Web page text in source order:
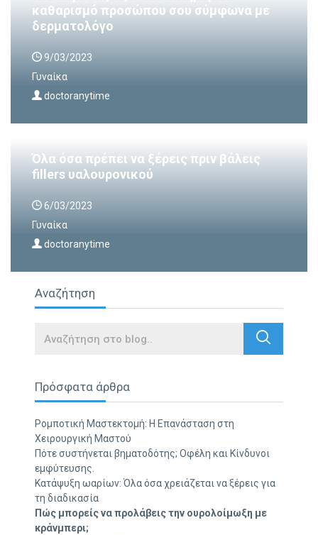
καθαρισμό προσώπου σου σύμφωνα με
δερματολόγο
9/03/2023
Γυναίκα
doctoranytime
Όλα όσα πρέπει να ξέρεις πριν βάλεις
fillers υαλουρονικού
6/03/2023
Γυναίκα
doctoranytime
Αναζήτηση
Search
Πρόσφατα άρθρα
Ρομποτική Μαστεκτομή: Η Επανάσταση στη
Χειρουργική Μαστού
Πότε συστήνεται βηματοδότης; Οφέλη και Κίνδυνοι
εμφύτευσης.
Κατάψυξη ωαρίων: Όλα όσα χρειάζεται να ξέρεις για
τη διαδικασία
Πώς μπορείς να προλάβεις την ουρολοίμωξη με
κράνμπερι;